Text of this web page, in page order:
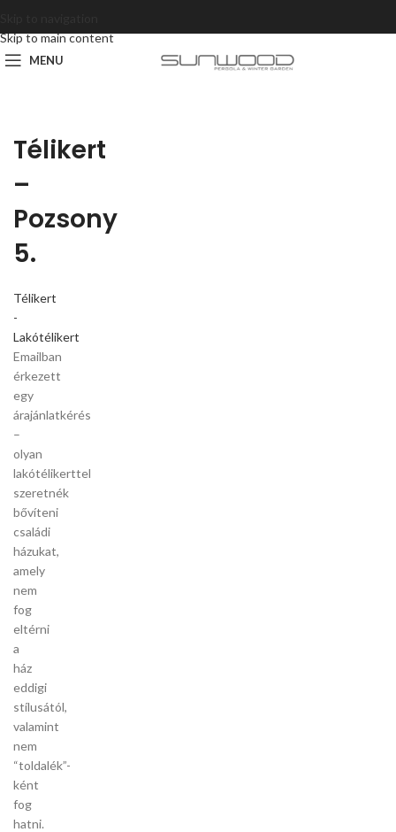
Skip to main content
MENU
Télikert
–
Pozsony
5.
Télikert
-
Lakótélikert
Emailban
érkezett
egy
árajánlatkérés
–
olyan
lakótélikerttel
szeretnék
bővíteni
családi
házukat,
amely
nem
fog
eltérni
a
ház
eddigi
stílusától,
valamint
nem
“toldalék”-
ként
fog
hatni.